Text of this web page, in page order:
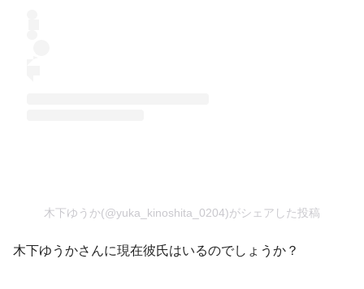
木下ゆうか(@yuka_kinoshita_0204)がシェアした投稿
木下ゆうかさんに現在彼氏はいるのでしょうか？